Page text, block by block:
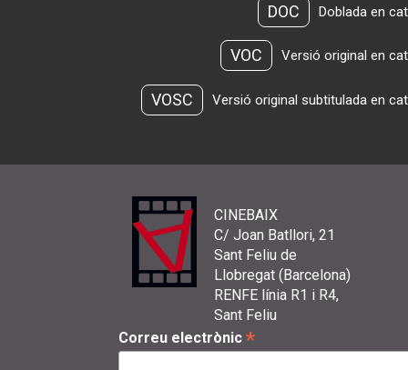
DOC Doblada en
VOC Versió original en
VOSC Versió original subtitulada en
CINEBAIX
C/ Joan Batllori, 21
Sant Feliu de
Llobregat (Barcelona)
RENFE línia R1 i R4,
Sant Feliu
Correu electrònic *